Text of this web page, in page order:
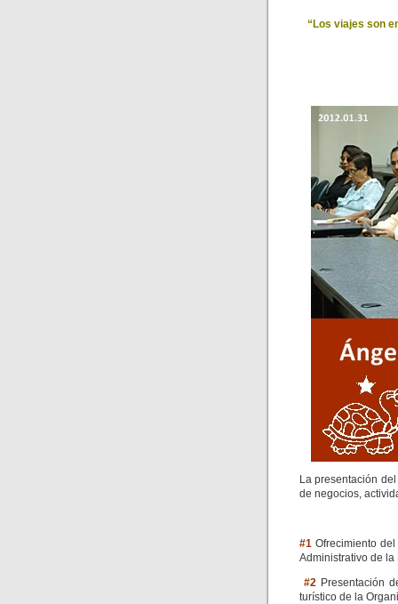
“Los viajes son
La presentación
de negocios,
#1 Ofrecimiento
Administrativo de la
#2Presentación
turístico de la